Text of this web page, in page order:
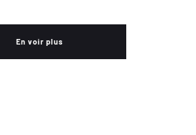
En voir plus